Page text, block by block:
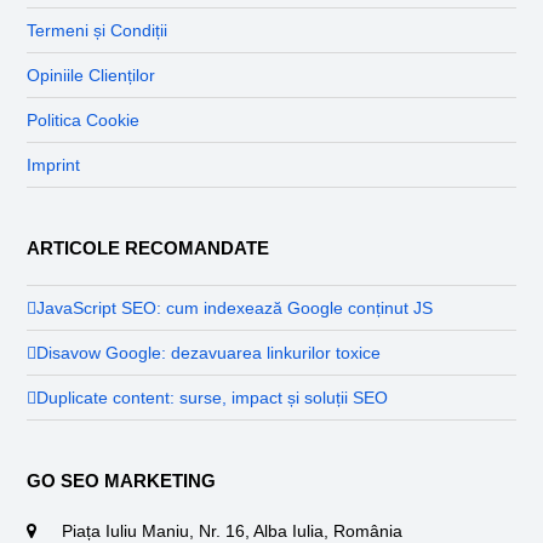
Termeni și Condiții
Opiniile Clienților
Politica Cookie
Imprint
ARTICOLE RECOMANDATE
JavaScript SEO: cum indexează Google conținut JS
Disavow Google: dezavuarea linkurilor toxice
Duplicate content: surse, impact și soluții SEO
GO SEO MARKETING
Piața Iuliu Maniu, Nr. 16, Alba Iulia, România